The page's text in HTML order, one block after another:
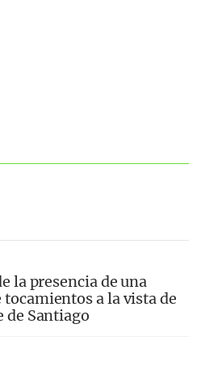
la presencia de una
a la vista de
de Santiago